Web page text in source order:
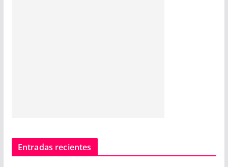
Entradas recientes